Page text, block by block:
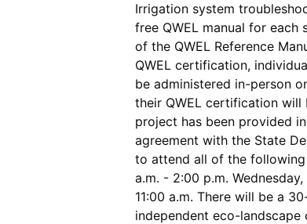
Irrigation system
free QWEL manual for
of the QWEL Reference
QWEL certification,
be administered in-person
their QWEL certification will
project has been provided
agreement with the State
to attend all of the following
a.m. - 2:00 p.m.
11:00 a.m. There will be a
independent eco-